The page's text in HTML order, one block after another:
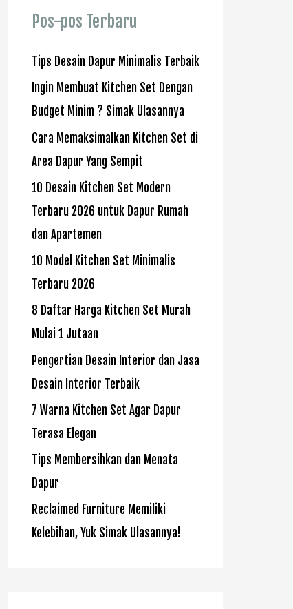
n
k
:
Pos-pos Terbaru
Tips Desain Dapur Minimalis Terbaik
Ingin Membuat Kitchen Set Dengan
Budget Minim ? Simak Ulasannya
Cara Memaksimalkan Kitchen Set di
Area Dapur Yang Sempit
10 Desain Kitchen Set Modern
Terbaru 2026 untuk Dapur Rumah
dan Apartemen
10 Model Kitchen Set Minimalis
Terbaru 2026
8 Daftar Harga Kitchen Set Murah
Mulai 1 Jutaan
Pengertian Desain Interior dan Jasa
Desain Interior Terbaik
7 Warna Kitchen Set Agar Dapur
Terasa Elegan
Tips Membersihkan dan Menata
Dapur
Reclaimed Furniture Memiliki
Kelebihan, Yuk Simak Ulasannya!